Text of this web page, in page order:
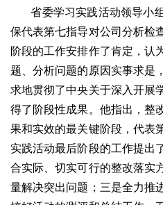
省委学习实践活动领导小
保代表第七指导对公司分析检
阶段的工作安排作了肯定，认
题、分析问题的原因实事求是
求地贯彻了中央关于深入开展
得了阶段性成果。他指出，整
果和实效的最关键阶段，代表
实践活动最后阶段的工作提出
合实际、切实可行的整改落实
量解决突出问题；三是全力推